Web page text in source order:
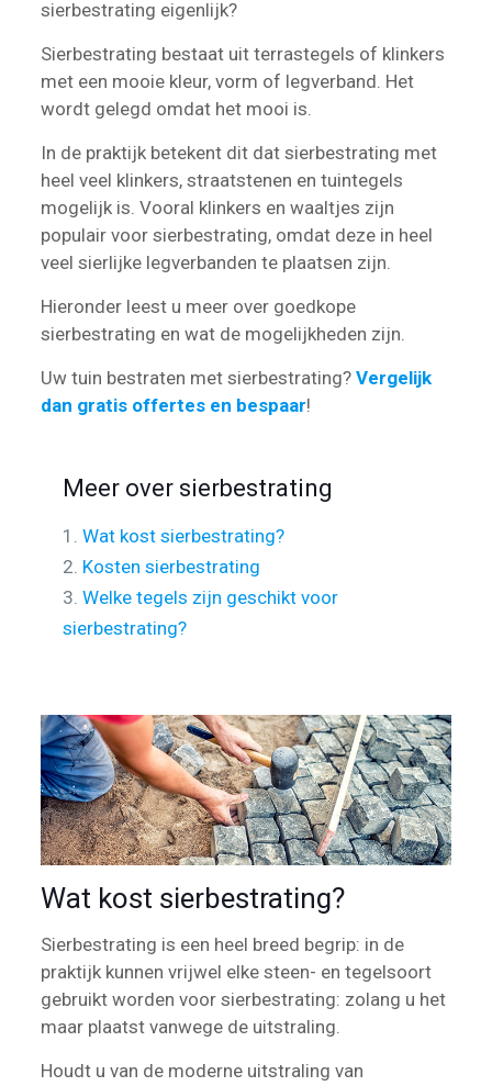
sierbestrating eigenlijk?
Sierbestrating bestaat uit terrastegels of klinkers
met een mooie kleur, vorm of legverband. Het
wordt gelegd omdat het mooi is.
In de praktijk betekent dit dat sierbestrating met
heel veel klinkers, straatstenen en tuintegels
mogelijk is. Vooral klinkers en waaltjes zijn
populair voor sierbestrating, omdat deze in heel
veel sierlijke legverbanden te plaatsen zijn.
Hieronder leest u meer over goedkope
sierbestrating en wat de mogelijkheden zijn.
Uw tuin bestraten met sierbestrating? Vergelijk
dan gratis offertes en bespaar!
Meer over sierbestrating
1. Wat kost sierbestrating?
2. Kosten sierbestrating
3. Welke tegels zijn geschikt voor
sierbestrating?
Wat kost sierbestrating?
Sierbestrating is een heel breed begrip: in de
praktijk kunnen vrijwel elke steen- en tegelsoort
gebruikt worden voor sierbestrating: zolang u het
maar plaatst vanwege de uitstraling.
Houdt u van de moderne uitstraling van